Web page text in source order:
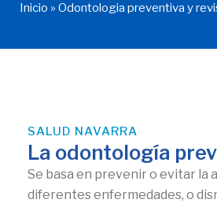
Inicio » Odontologia preventiva y
SALUD NAVARRA
La odontología
Se basa en prevenir o evitar la
diferentes enfermedades, o